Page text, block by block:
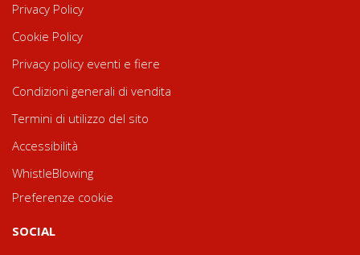
Privacy Policy
Cookie Policy
Privacy policy eventi e fiere
Condizioni generali di vendita
Termini di utilizzo del sito
Accessibilità
WhistleBlowing
Preferenze cookie
SOCIAL